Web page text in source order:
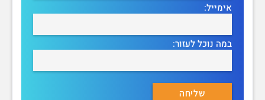
אימייל:
במה נוכל לעזור: